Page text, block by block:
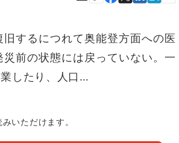
するにつれて奥能登方面への医
前の状態には戻っていない。一
したり、人口…
いただけます。